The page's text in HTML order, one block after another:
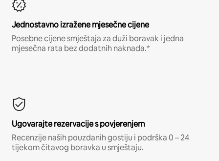
Jednostavno izražene mjesečne cijene
Posebne cijene smještaja za duži boravak i jedna
mjesečna rata bez dodatnih naknada.*
Ugovarajte rezervacije s povjerenjem
Recenzije naših pouzdanih gostiju i podrška 0 – 24
tijekom čitavog boravka u smještaju.